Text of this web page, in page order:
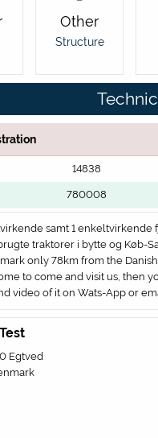
Other
Structure
14838
780008
samt 1
traktorer i bytte og Køb-
only 78km from the
to come and visit us, then
video of it on Wats-App or
Test
Egtved